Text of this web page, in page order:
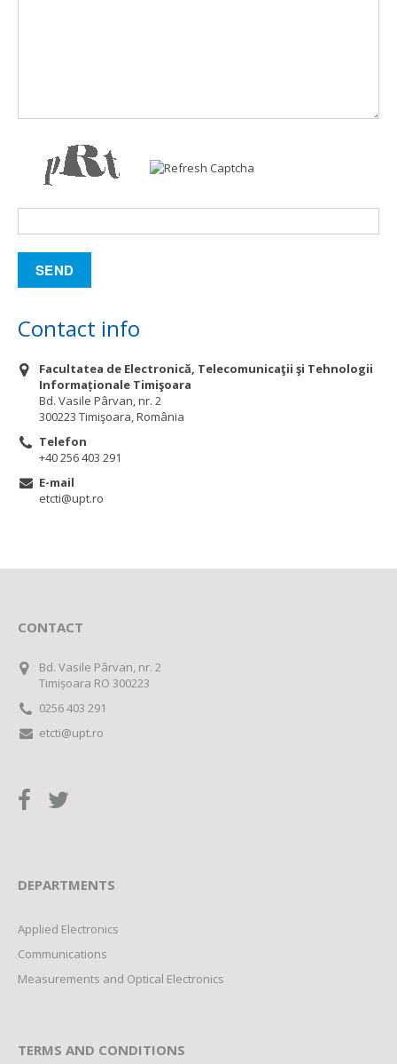
Contact info
Facultatea de Electronică, Telecomunicaţii şi Tehnologii
Informaționale Timişoara
Bd. Vasile Pârvan, nr. 2
300223 Timişoara, România
Telefon
+40 256 403 291
E-mail
etcti@upt.ro
CONTACT
Bd. Vasile Pârvan, nr. 2
Timișoara RO 300223
0256 403 291
etcti@upt.ro
DEPARTMENTS
Applied Electronics
Communications
Measurements and Optical Electronics
TERMS AND CONDITIONS